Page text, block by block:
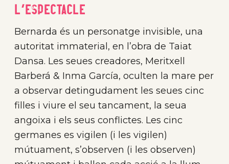
L'Espectacle
Bernarda és un personatge invisible, una
autoritat immaterial, en l’obra de Taiat
Dansa. Les seues creadores, Meritxell
Barberá & Inma García, oculten la mare per
a observar detingudament les seues cinc
filles i viure el seu tancament, la seua
angoixa i els seus conflictes. Les cinc
germanes es vigilen (i les vigilen)
mútuament, s’observen (i les observen)